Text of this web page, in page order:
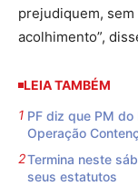
prejudiquem, sem
acolhimento”,
LEIA TAMBÉM
PF diz que PM
Operação
Termina neste
seus estatutos